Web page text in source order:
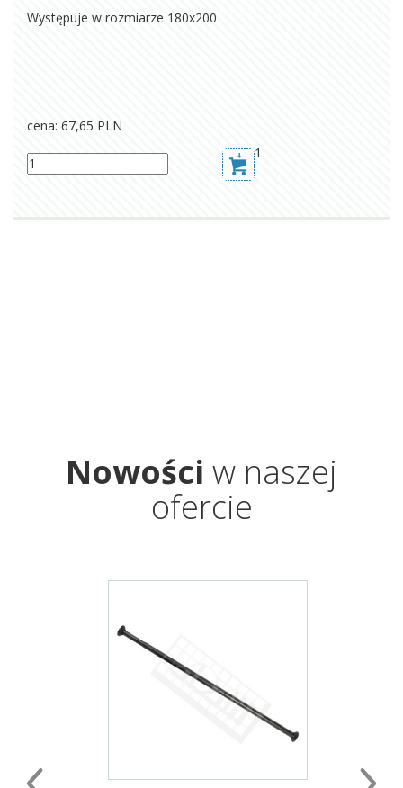
Występuje w rozmiarze 180x200
cena: 67,65 PLN
1
Nowości w naszej
ofercie